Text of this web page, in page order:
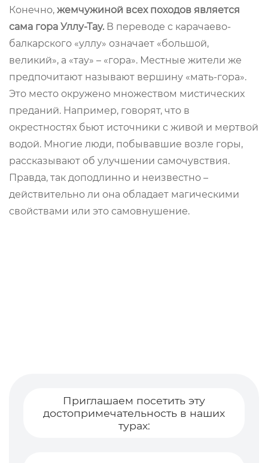
Конечно, жемчужиной всех походов является
сама гора Уллу-Тау. В переводе с карачаево-
балкарского «уллу» означает «большой,
великий», а «тау» – «гора». Местные жители же
предпочитают называют вершину «мать-гора».
Это место окружено множеством мистических
преданий. Например, говорят, что в
окрестностях бьют источники с живой и мертвой
водой. Многие люди, побывавшие возле горы,
рассказывают об улучшении самочувствия.
Правда, так доподлинно и неизвестно –
действительно ли она обладает магическими
свойствами или это самовнушение.
Приглашаем посетить эту
достопримечательность в наших
турах: